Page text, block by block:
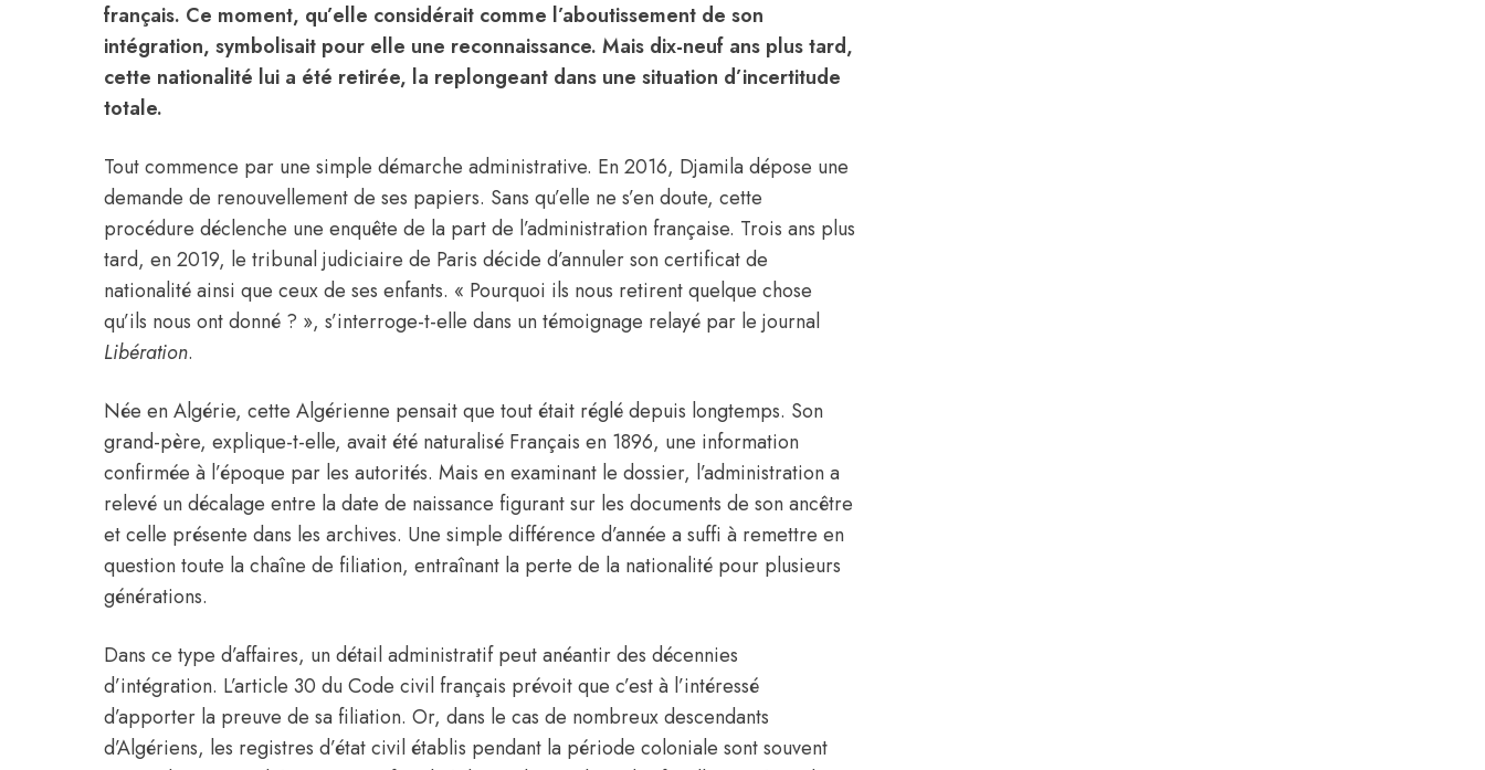
français. Ce moment, qu’elle considérait comme l’aboutissement de son
intégration, symbolisait pour elle une reconnaissance. Mais dix-neuf ans plus tard,
cette nationalité lui a été retirée, la replongeant dans une situation d’incertitude
totale.
Tout commence par une simple démarche administrative. En 2016, Djamila dépose une
demande de renouvellement de ses papiers. Sans qu’elle ne s’en doute, cette
procédure déclenche une enquête de la part de l’administration française. Trois ans plus
tard, en 2019, le tribunal judiciaire de Paris décide d’annuler son certificat de
nationalité ainsi que ceux de ses enfants. « Pourquoi ils nous retirent quelque chose
qu’ils nous ont donné ? », s’interroge-t-elle dans un témoignage relayé par le journal
Libération.
Née en Algérie, cette Algérienne pensait que tout était réglé depuis longtemps. Son
grand-père, explique-t-elle, avait été naturalisé Français en 1896, une information
confirmée à l’époque par les autorités. Mais en examinant le dossier, l’administration a
relevé un décalage entre la date de naissance figurant sur les documents de son ancêtre
et celle présente dans les archives. Une simple différence d’année a suffi à remettre en
question toute la chaîne de filiation, entraînant la perte de la nationalité pour plusieurs
générations.
Dans ce type d’affaires, un détail administratif peut anéantir des décennies
d’intégration. L’article 30 du Code civil français prévoit que c’est à l’intéressé
d’apporter la preuve de sa filiation. Or, dans le cas de nombreux descendants
d’Algériens, les registres d’état civil établis pendant la période coloniale sont souvent